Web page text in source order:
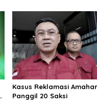
Kasus Reklamasi
Panggil 20 Saksi